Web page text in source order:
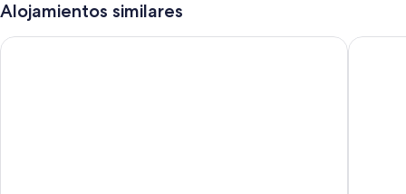
Alojamientos similares
The Ayre Hotel